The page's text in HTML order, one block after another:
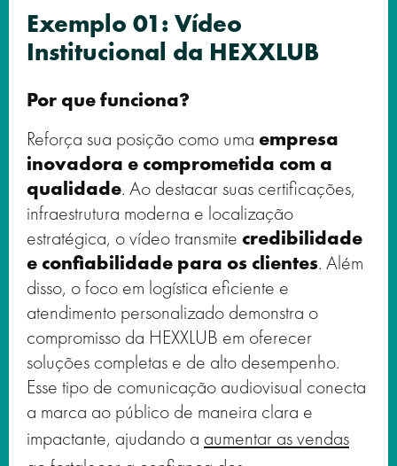
Exemplo 01: Vídeo
Institucional da HEXXLUB
Por que funciona?
Reforça sua posição como uma empresa
inovadora e comprometida com a
qualidade. Ao destacar suas certificações,
infraestrutura moderna e localização
estratégica, o vídeo transmite credibilidade
e confiabilidade para os clientes. Além
disso, o foco em logística eficiente e
atendimento personalizado demonstra o
compromisso da HEXXLUB em oferecer
soluções completas e de alto desempenho.
Esse tipo de comunicação audiovisual conecta
a marca ao público de maneira clara e
impactante, ajudando a aumentar as vendas